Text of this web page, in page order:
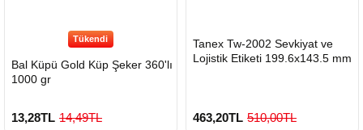
Tükendi
Bal Küpü Gold Küp Şeker 360'lı
1000 gr
13,28TL 14,49TL
GÖNDERİ
Tanex Tw-2002 Sevkiyat ve
Lojistik Etiketi 199.6x143.5 mm
463,20TL 510,00TL